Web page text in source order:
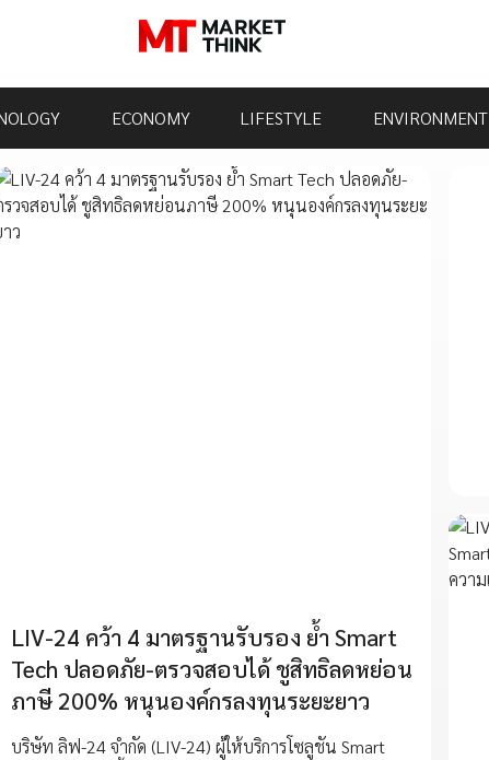
ECONOMY LIFESTYLE ENVIRONMENT
LIV-24 คว้า 4 มาตรฐานรับรอง ย้ำ Smart
Tech ปลอดภัย-ตรวจสอบได้ ชูสิทธิลดหย่อน
ภาษี 200% หนุนองค์กรลงทุนระยะยาว
บริษัท ลิฟ-24 จำกัด (LIV-24) ผู้ให้บริการโซลูชัน Smart